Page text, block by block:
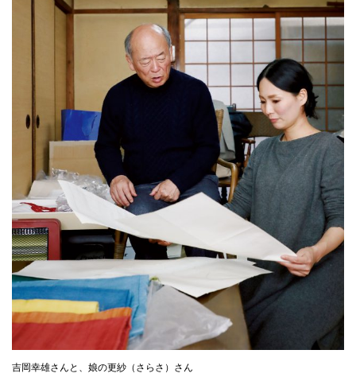
吉岡幸雄さんと、娘の更紗（さらさ）さん